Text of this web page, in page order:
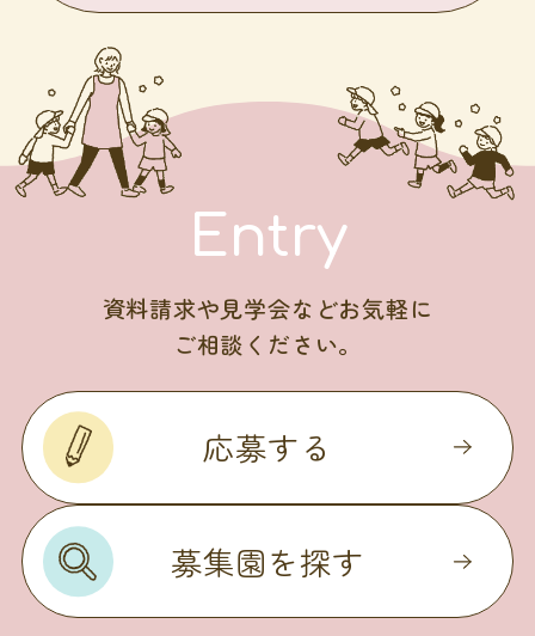
Entry
資料請求や見学会などお気軽に
ご相談ください。
応募する
募集園を探す